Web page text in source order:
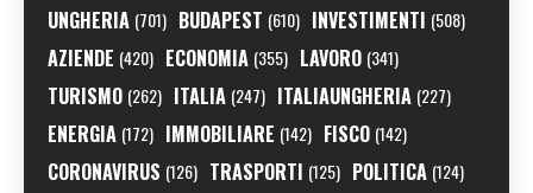
UNGHERIA (701) BUDAPEST (610) INVESTIMENTI (508)
AZIENDE (420) ECONOMIA (355) LAVORO (341)
TURISMO (262) ITALIA (247) ITALIAUNGHERIA (227)
ENERGIA (172) IMMOBILIARE (142) FISCO (142)
CORONAVIRUS (126) TRASPORTI (125) POLITICA (124)